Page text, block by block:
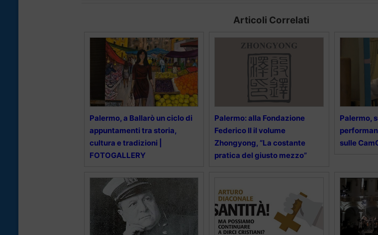
Articoli Correlati
Palermo, a Ballarò un ciclo di
appuntamenti tra storia,
cultura e tradizioni |
FOTOGALLERY
Palermo: alla Fondazione
Federico II il volume
Zhongyong, “La costante
pratica del giusto mezzo”
Palermo,
sulle